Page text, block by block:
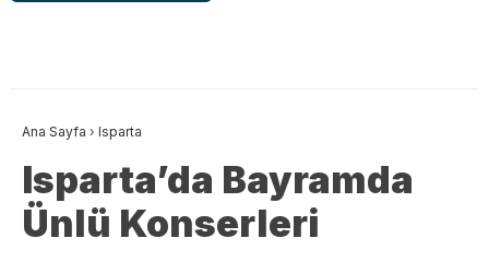
Ana Sayfa › Isparta
Isparta’da Bayramda
Ünlü Konserleri